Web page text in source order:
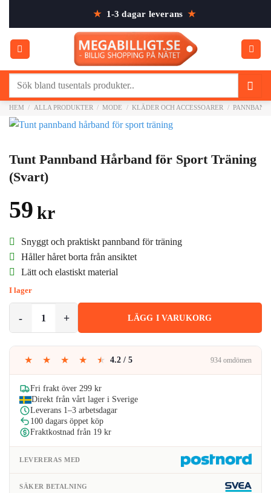
content
★ 1-3 dagar leverans ★
HEM / ALLA PRODUKTER / MODE / KLÄDER OCH ACCESSOARER / PANNBAND
Tunt Pannband Hårband för Sport Träning
(Svart)
59 kr
Snyggt och praktiskt pannband för träning
Håller håret borta från ansiktet
Lätt och elastiskt material
I lager
LÄGG I VARUKORG
★ ★ ★ ★ ★ 4.2 / 5 934 omdömen
Fri frakt över 299 kr
Direkt från vårt lager i Sverige
Leverans 1–3 arbetsdagar
100 dagars öppet köp
Fraktkostnad från 19 kr
LEVERERAS MED
SÄKER BETALNING